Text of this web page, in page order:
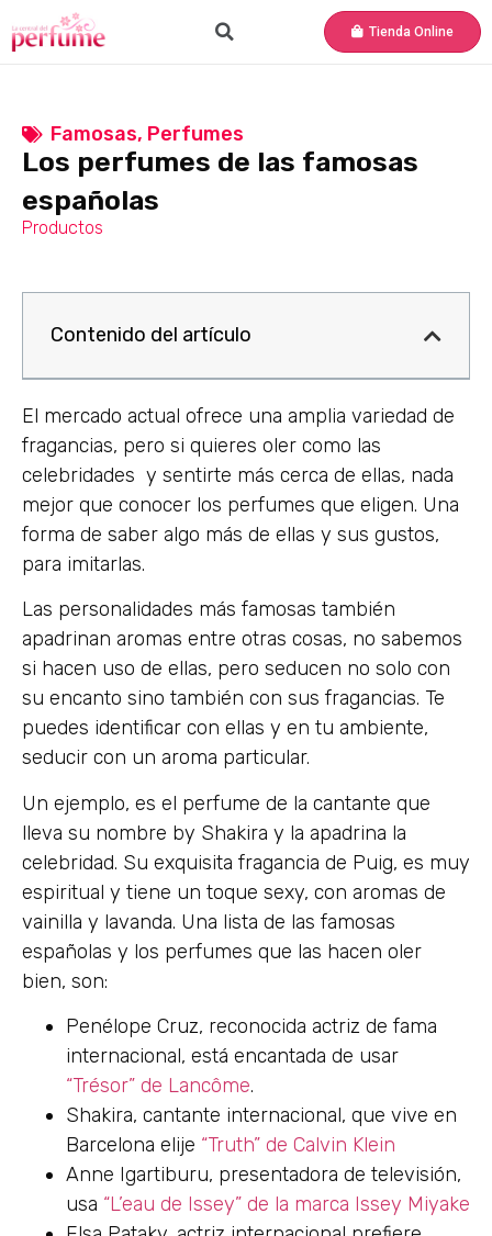
Tienda Online
Famosas, Perfumes
Los perfumes de las famosas
españolas
Productos
Contenido del artículo
El mercado actual ofrece una amplia variedad de
fragancias, pero si quieres oler como las
celebridades y sentirte más cerca de ellas, nada
mejor que conocer los perfumes que eligen. Una
forma de saber algo más de ellas y sus gustos,
para imitarlas.
Las personalidades más famosas también
apadrinan aromas entre otras cosas, no sabemos
si hacen uso de ellas, pero seducen no solo con
su encanto sino también con sus fragancias. Te
puedes identificar con ellas y en tu ambiente,
seducir con un aroma particular.
Un ejemplo, es el perfume de la cantante que
lleva su nombre by Shakira y la apadrina la
celebridad. Su exquisita fragancia de Puig, es muy
espiritual y tiene un toque sexy, con aromas de
vainilla y lavanda. Una lista de las famosas
españolas y los perfumes que las hacen oler
bien, son:
Penélope Cruz, reconocida actriz de fama
internacional, está encantada de usar
“Trésor” de Lancôme.
Shakira, cantante internacional, que vive en
Barcelona elije “Truth” de Calvin Klein
Anne Igartiburu, presentadora de televisión,
usa “L’eau de Issey” de la marca Issey Miyake